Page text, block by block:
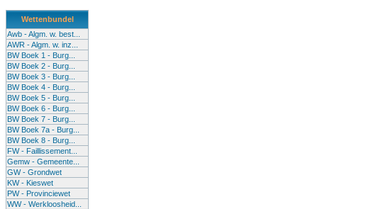
Wettenbundel
Awb - Algm. w. best...
AWR - Algm. w. inz...
BW Boek 1 - Burg...
BW Boek 2 - Burg...
BW Boek 3 - Burg...
BW Boek 4 - Burg...
BW Boek 5 - Burg...
BW Boek 6 - Burg...
BW Boek 7 - Burg...
BW Boek 7a - Burg...
BW Boek 8 - Burg...
FW - Faillissement...
Gemw - Gemeente...
GW - Grondwet
KW - Kieswet
PW - Provinciewet
WW - Werkloosheid...